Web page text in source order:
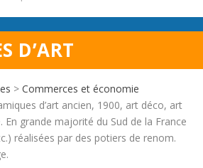
D’ART
>Commerces et économie
d’art ancien, 1900, art déco, art
grande majorité du Sud de la France
réalisées par des potiers de renom.